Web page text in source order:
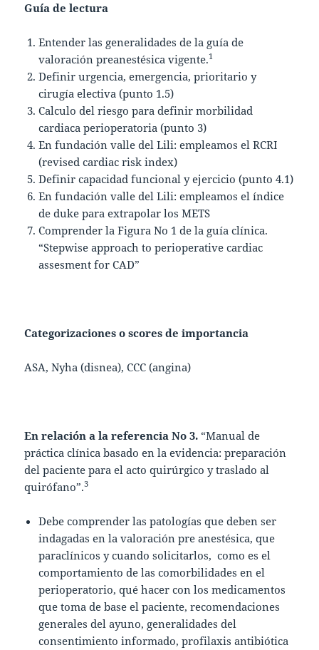
Guía de lectura
Entender las generalidades de la guía de
valoración preanestésica vigente.1
Definir urgencia, emergencia, prioritario y
cirugía electiva (punto 1.5)
Calculo del riesgo para definir morbilidad
cardiaca perioperatoria (punto 3)
En fundación valle del Lili: empleamos el RCRI
(revised cardiac risk index)
Definir capacidad funcional y ejercicio (punto 4.1)
En fundación valle del Lili: empleamos el índice
de duke para extrapolar los METS
Comprender la Figura No 1 de la guía clínica.
“Stepwise approach to perioperative cardiac
assesment for CAD”
Categorizaciones o scores de importancia
ASA, Nyha (disnea), CCC (angina)
En relación a la referencia No 3.“Manual de
práctica clínica basado en la evidencia: preparación
del paciente para el acto quirúrgico y traslado al
quirófano”.3
Debe comprender las patologías que deben ser
indagadas en la valoración pre anestésica, que
paraclínicos y cuando solicitarlos, como es el
comportamiento de las comorbilidades en el
perioperatorio, qué hacer con los medicamentos
que toma de base el paciente, recomendaciones
generales del ayuno, generalidades del
consentimiento informado, profilaxis antibiótica